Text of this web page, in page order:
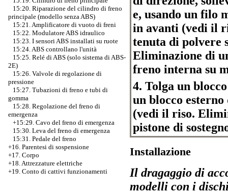
15:20. Riparazione del cilindro di freno
principale (modello senza ABS)
15:21. Amplificatore di vuoto di freni
15:22. Modulatore ABS idraulico
15:23. I sensori ABS installati su ruote
15:24. ABS controllano l'unità
15:25. Relé di ABS (solo sistema di ABS-
2E)
15:26. Valvole di regolazione di
pressione
15:27. Tubazioni di freno e tubi di
gomma
15:28. Regolazione del freno di
emergenza
+15:29. Cavo del freno di emergenza
15:30. Leva del freno di emergenza
15:31. Pedale del freno
+16. Parentesi di sospensione
+17. Corpo
+18. Attrezzature elettriche
+19. Conto di cattivi funzionamenti
e, usando un filo
in avanti (vedi il
tenuta di polvere
Eliminazione di
freno interna su
4. Tolga un
un blocco
(vedi il riso.
pistone di
Installazione
Il dragaggio di
modelli con i